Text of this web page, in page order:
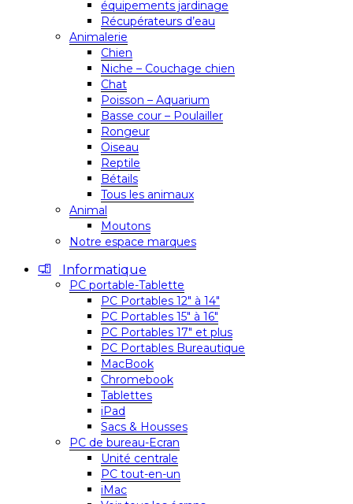
équipements jardinage
Récupérateurs d’eau
Animalerie
Chien
Niche – Couchage chien
Chat
Poisson – Aquarium
Basse cour – Poulailler
Rongeur
Oiseau
Reptile
Bétails
Tous les animaux
Animal
Moutons
Notre espace marques
Informatique
PC portable-Tablette
PC Portables 12″ à 14″
PC Portables 15″ à 16″
PC Portables 17″ et plus
PC Portables Bureautique
MacBook
Chromebook
Tablettes
iPad
Sacs & Housses
PC de bureau-Ecran
Unité centrale
PC tout-en-un
iMac